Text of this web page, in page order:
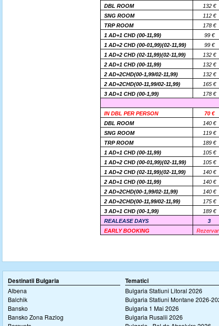
DBL ROOM
132 €
SNG ROOM
112 €
TRP ROOM
178 €
1 AD+1 CHD (00-11,99)
99 €
1 AD+2 CHD (00-01,99)(02-11,99)
99 €
1 AD+2 CHD (02-11,99)(02-11,99)
132 €
2 AD+1 CHD (00-11,99)
132 €
2 AD+2CHD(00-1,99/02-11,99)
132 €
2 AD+2CHD(00-11,99/02-11,99)
165 €
3 AD+1 CHD (00-1,99)
178 €
IN DBL PER PERSON
70 €
DBL ROOM
140 €
SNG ROOM
119 €
TRP ROOM
189 €
1 AD+1 CHD (00-11,99)
105 €
1 AD+2 CHD (00-01,99)(02-11,99)
105 €
1 AD+2 CHD (02-11,99)(02-11,99)
140 €
2 AD+1 CHD (00-11,99)
140 €
2 AD+2CHD(00-1,99/02-11,99)
140 €
2 AD+2CHD(00-11,99/02-11,99)
175 €
3 AD+1 CHD (00-1,99)
189 €
REALEASE DAYS
3
EARLY BOOKING
R
Destinatii Bulgaria
Albena
Balchik
Bansko
Bansko Zona Razlog
Tematici
Bulgaria Statiuni Litoral 2026
Bulgaria Statiuni Montane 2026-
Bulgaria 1 Mai 2026
Bulgaria Rusalii 2026